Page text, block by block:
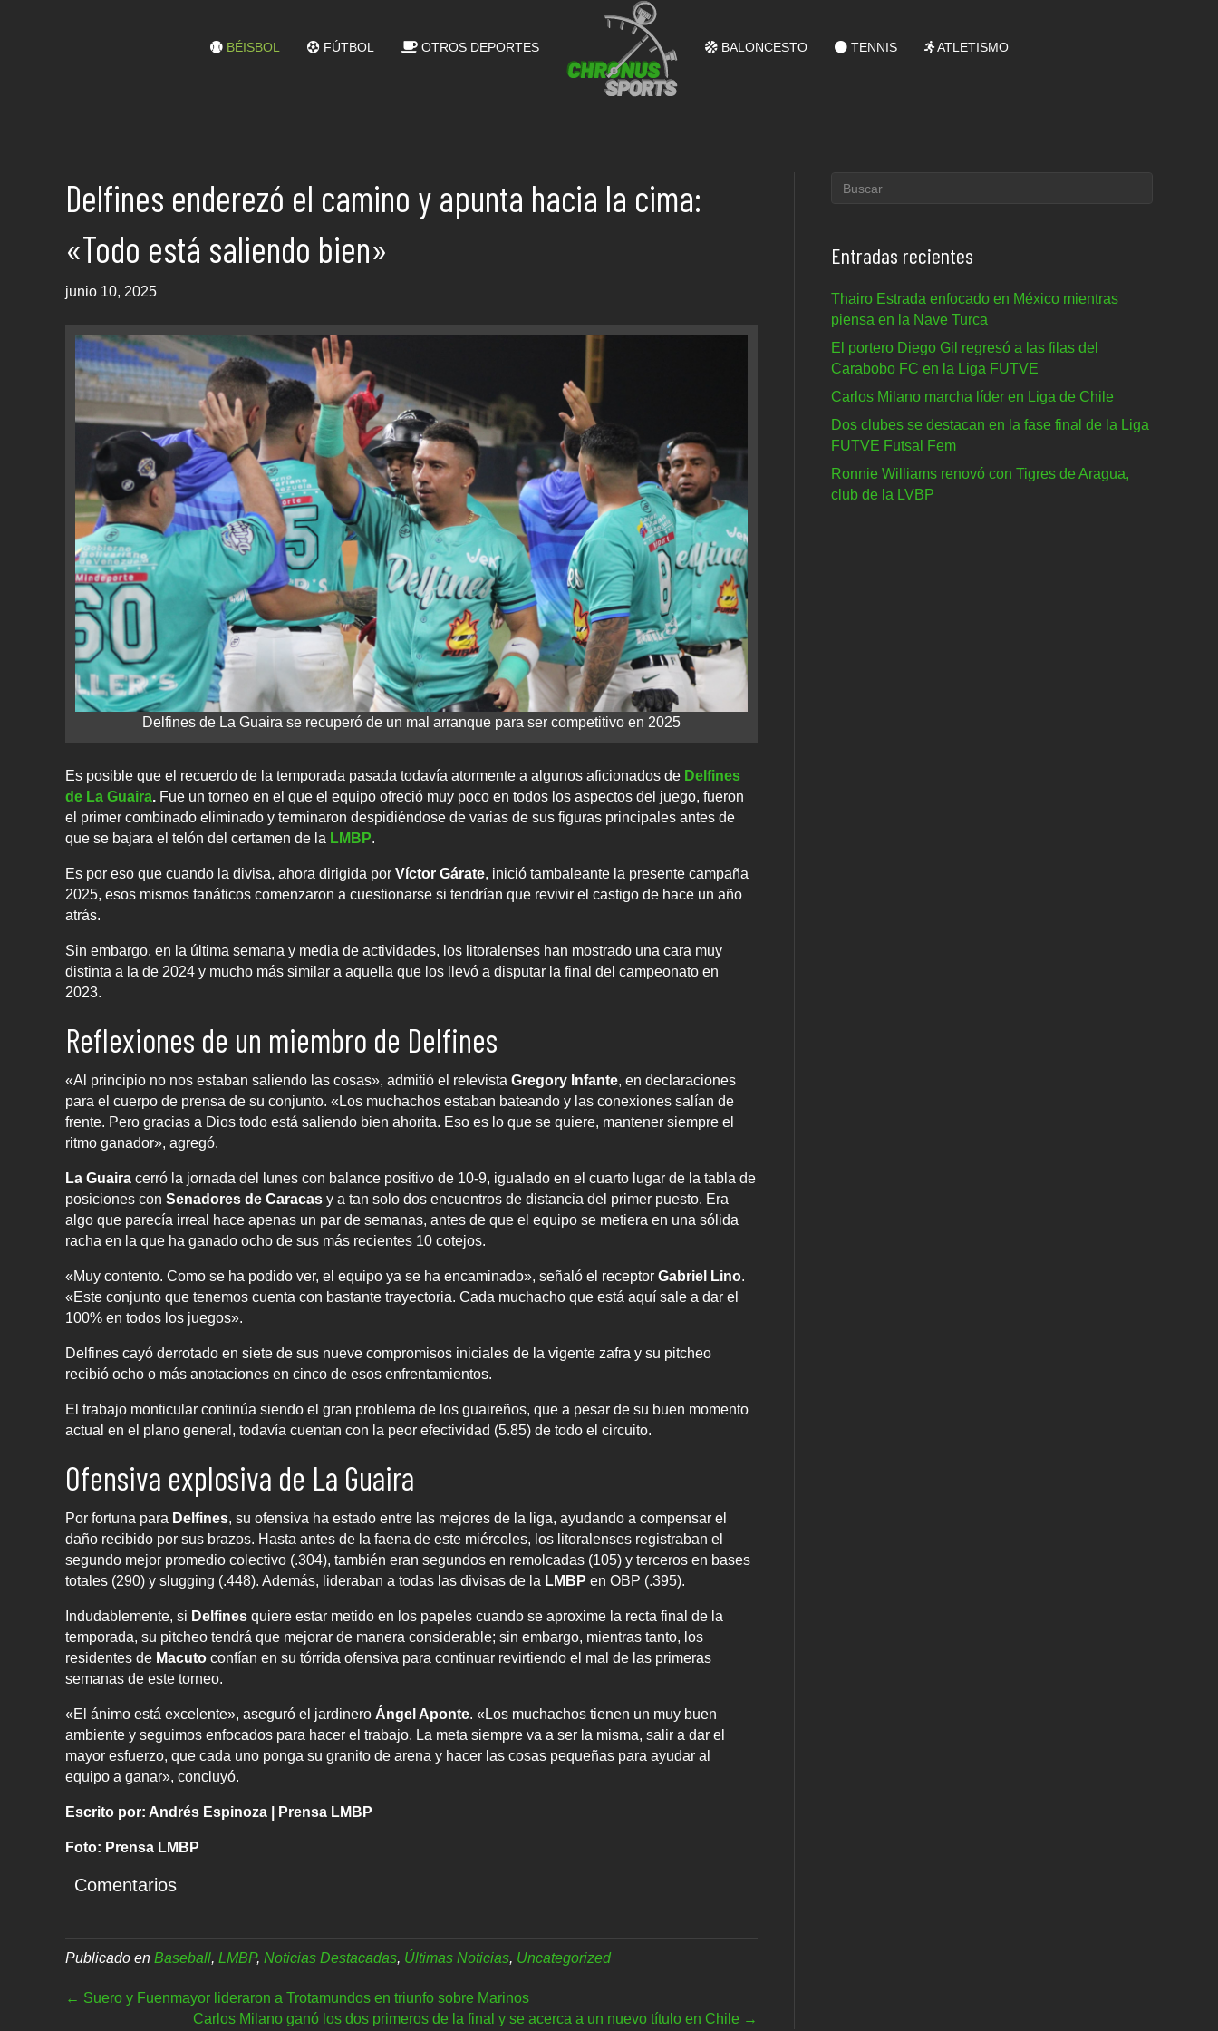
BÉISBOL FÚTBOL OTROS DEPORTES BALONCESTO TENNIS ATLETISMO
Delfines enderezó el camino y apunta hacia la cima:
«Todo está saliendo bien»
junio 10, 2025
Delfines de La Guaira se recuperó de un mal arranque para ser competitivo en 2025
Es posible que el recuerdo de la temporada pasada todavía atormente a algunos aficionados de Delfines
de La Guaira. Fue un torneo en el que el equipo ofreció muy poco en todos los aspectos del juego, fueron
el primer combinado eliminado y terminaron despidiéndose de varias de sus figuras principales antes de
que se bajara el telón del certamen de la LMBP.
Es por eso que cuando la divisa, ahora dirigida por Víctor Gárate, inició tambaleante la presente campaña
2025, esos mismos fanáticos comenzaron a cuestionarse si tendrían que revivir el castigo de hace un año
atrás.
Sin embargo, en la última semana y media de actividades, los litoralenses han mostrado una cara muy
distinta a la de 2024 y mucho más similar a aquella que los llevó a disputar la final del campeonato en
2023.
Reflexiones de un miembro de Delfines
«Al principio no nos estaban saliendo las cosas», admitió el relevista Gregory Infante, en declaraciones
para el cuerpo de prensa de su conjunto. «Los muchachos estaban bateando y las conexiones salían de
frente. Pero gracias a Dios todo está saliendo bien ahorita. Eso es lo que se quiere, mantener siempre el
ritmo ganador», agregó.
La Guaira cerró la jornada del lunes con balance positivo de 10-9, igualado en el cuarto lugar de la tabla de
posiciones con Senadores de Caracas y a tan solo dos encuentros de distancia del primer puesto. Era
algo que parecía irreal hace apenas un par de semanas, antes de que el equipo se metiera en una sólida
racha en la que ha ganado ocho de sus más recientes 10 cotejos.
«Muy contento. Como se ha podido ver, el equipo ya se ha encaminado», señaló el receptor Gabriel Lino.
«Este conjunto que tenemos cuenta con bastante trayectoria. Cada muchacho que está aquí sale a dar el
100% en todos los juegos».
Delfines cayó derrotado en siete de sus nueve compromisos iniciales de la vigente zafra y su pitcheo
recibió ocho o más anotaciones en cinco de esos enfrentamientos.
El trabajo monticular continúa siendo el gran problema de los guaireños, que a pesar de su buen momento
actual en el plano general, todavía cuentan con la peor efectividad (5.85) de todo el circuito.
Ofensiva explosiva de La Guaira
Por fortuna para Delfines, su ofensiva ha estado entre las mejores de la liga, ayudando a compensar el
daño recibido por sus brazos. Hasta antes de la faena de este miércoles, los litoralenses registraban el
segundo mejor promedio colectivo (.304), también eran segundos en remolcadas (105) y terceros en bases
totales (290) y slugging (.448). Además, lideraban a todas las divisas de la LMBP en OBP (.395).
Indudablemente, si Delfines quiere estar metido en los papeles cuando se aproxime la recta final de la
temporada, su pitcheo tendrá que mejorar de manera considerable; sin embargo, mientras tanto, los
residentes de Macuto confían en su tórrida ofensiva para continuar revirtiendo el mal de las primeras
semanas de este torneo.
«El ánimo está excelente», aseguró el jardinero Ángel Aponte. «Los muchachos tienen un muy buen
ambiente y seguimos enfocados para hacer el trabajo. La meta siempre va a ser la misma, salir a dar el
mayor esfuerzo, que cada uno ponga su granito de arena y hacer las cosas pequeñas para ayudar al
equipo a ganar», concluyó.
Escrito por: Andrés Espinoza | Prensa LMBP
Foto: Prensa LMBP
Comentarios
Publicado en Baseball, LMBP, Noticias Destacadas, Últimas Noticias, Uncategorized
← Suero y Fuenmayor lideraron a Trotamundos en triunfo sobre Marinos
Carlos Milano ganó los dos primeros de la final y se acerca a un nuevo título en Chile →
Entradas recientes
Thairo Estrada enfocado en México mientras
piensa en la Nave Turca
El portero Diego Gil regresó a las filas del
Carabobo FC en la Liga FUTVE
Carlos Milano marcha líder en Liga de Chile
Dos clubes se destacan en la fase final de la Liga
FUTVE Futsal Fem
Ronnie Williams renovó con Tigres de Aragua,
club de la LVBP